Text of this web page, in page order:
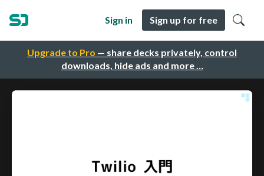
Upgrade to Pro — share decks privately, control
downloads, hide ads and more …
Sign in Sign up for free